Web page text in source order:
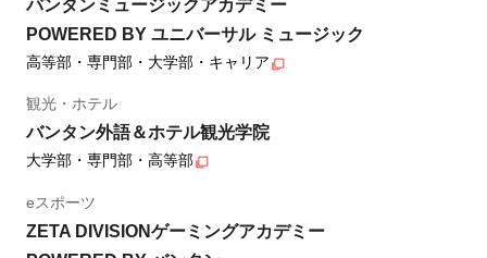
バンタンミュージックアカデミー
POWERED BY ユニバーサル ミュージック
高等部・専門部・大学部・キャリア
観光・ホテル
バンタン外語＆ホテル観光学院
大学部・専門部・高等部
eスポーツ
ZETA DIVISIONゲーミングアカデミー